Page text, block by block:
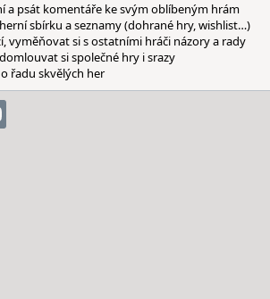
a psát komentáře ke svým oblíbeným hrám
sbírku a seznamy (dohrané hry, wishlist…)
vyměňovat si s ostatními hráči názory a rady
si společné hry i srazy
řadu skvělých her